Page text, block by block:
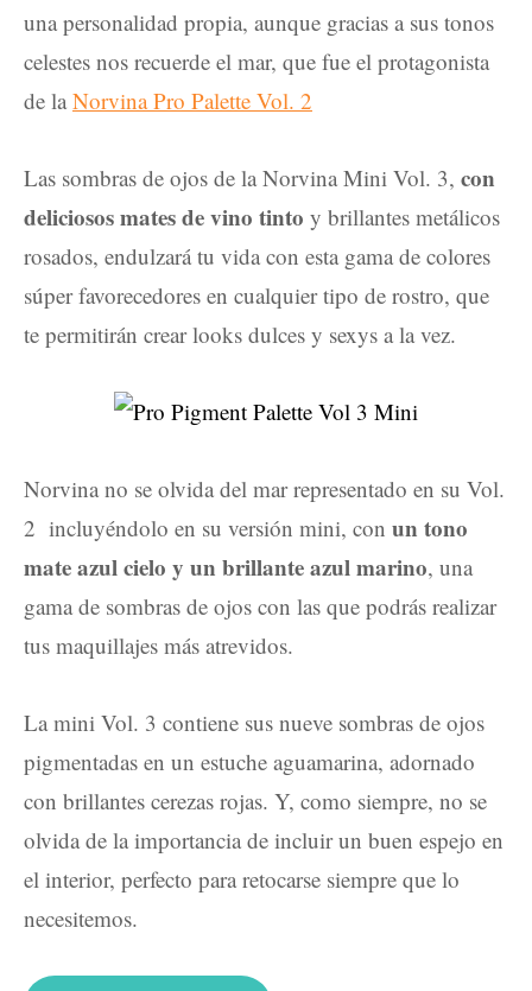
una personalidad propia, aunque gracias a sus tonos
celestes nos recuerde el mar, que fue el protagonista
de la Norvina Pro Palette Vol. 2
Las sombras de ojos de la Norvina Mini Vol. 3, con
deliciosos mates de vino tinto y brillantes metálicos
rosados, endulzará tu vida con esta gama de colores
súper favorecedores en cualquier tipo de rostro, que
te permitirán crear looks dulces y sexys a la vez.
Norvina no se olvida del mar representado en su Vol.
2 incluyéndolo en su versión mini, con un tono
mate azul cielo y un brillante azul marino, una
gama de sombras de ojos con las que podrás realizar
tus maquillajes más atrevidos.
La mini Vol. 3 contiene sus nueve sombras de ojos
pigmentadas en un estuche aguamarina, adornado
con brillantes cerezas rojas. Y, como siempre, no se
olvida de la importancia de incluir un buen espejo en
el interior, perfecto para retocarse siempre que lo
necesitemos.